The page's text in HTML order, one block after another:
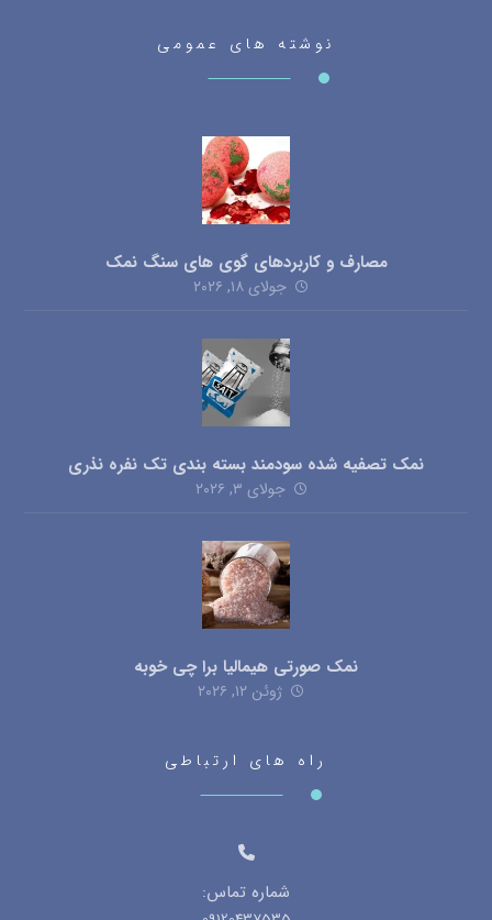
نوشته های عمومی
مصارف و کاربردهای گوی های سنگ نمک
جولای ۱۸, ۲۰۲۶
نمک تصفیه شده سودمند بسته بندی تک نفره نذری
جولای ۳, ۲۰۲۶
نمک صورتی هیمالیا برا چی خوبه
ژوئن ۱۲, ۲۰۲۶
راه های ارتباطی
شماره تماس: